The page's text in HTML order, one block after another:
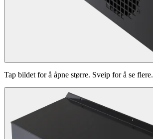
Tap bildet for å åpne større. Sveip for å se flere.